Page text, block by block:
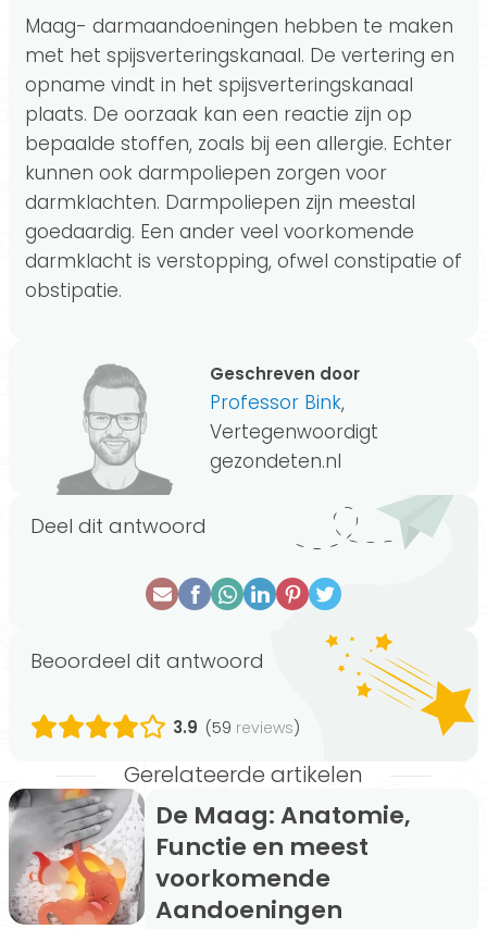
Maag- darmaandoeningen hebben te maken
met het spijsverteringskanaal. De vertering en
opname vindt in het spijsverteringskanaal
plaats. De oorzaak kan een reactie zijn op
bepaalde stoffen, zoals bij een allergie. Echter
kunnen ook darmpoliepen zorgen voor
darmklachten. Darmpoliepen zijn meestal
goedaardig. Een ander veel voorkomende
darmklacht is verstopping, ofwel constipatie of
obstipatie.
Geschreven door
Professor Bink,
Vertegenwoordigt
gezondeten.nl
Deel dit antwoord
Beoordeel dit antwoord
3.9 (59 reviews)
Gerelateerde artikelen
De Maag: Anatomie,
Functie en meest
voorkomende
Aandoeningen